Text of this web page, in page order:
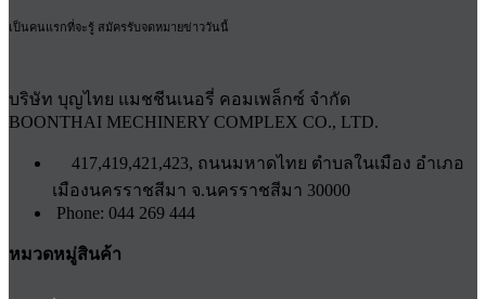
เป็นคนแรกที่จะรู้ สมัครรับจดหมายข่าววันนี้
บริษัท บุญไทย แมชชีนเนอรี่ คอมเพล็กซ์ จำกัด
BOONTHAI MECHINERY COMPLEX CO., LTD.
417,419,421,423, ถนนมหาดไทย ตำบลในเมือง อำเภอ
เมืองนครราชสีมา จ.นครราชสีมา 30000
Phone: 044 269 444
หมวดหมู่สินค้า